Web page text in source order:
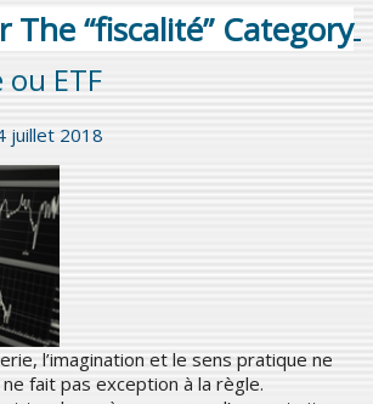
The “fiscalité” Category
ETF
juillet 2018
l’imagination et le sens pratique ne
ne fait pas exception à la règle.